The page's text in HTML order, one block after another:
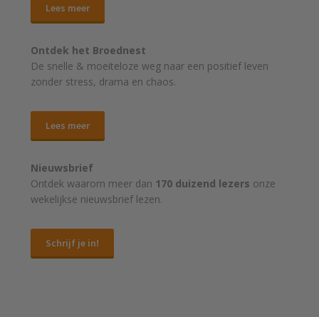
Lees meer
Ontdek het Broednest
De snelle & moeiteloze weg naar een positief leven
zonder stress, drama en chaos.
Lees meer
Nieuwsbrief
Ontdek waarom meer dan 170 duizend lezers onze
wekelijkse nieuwsbrief lezen.
Schrijf je in!